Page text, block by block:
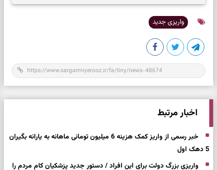
واریزی جدید
اخبار مرتبط
خبر رسمی از واریز کمک هزینه 6 میلیون تومانی ماهانه به یارانه بگیران
5 دهک اول
واریزی بزرگ دولت برای این افراد / دستور جدید پزشکیان کام مردم را